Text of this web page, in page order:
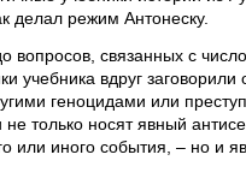
делал режим Антонеску.
вопросов, связанных с
учебника вдруг
геноцидами или
только носят явный
или иного события, – но и